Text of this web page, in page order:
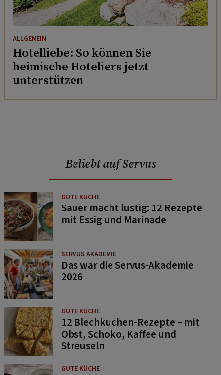
ALLGEMEIN
Hotelliebe: So können Sie
heimische Hoteliers jetzt
unterstützen
Beliebt auf Servus
GUTE KÜCHE
Sauer macht lustig: 12 Rezepte
mit Essig und Marinade
SERVUS AKADEMIE
Das war die Servus-Akademie
2026
GUTE KÜCHE
12 Blechkuchen-Rezepte – mit
Obst, Schoko, Kaffee und
Streuseln
GUTE KÜCHE